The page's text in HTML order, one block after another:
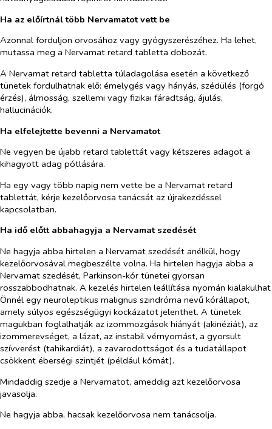
Ha az előírtnál több Nervamatot vett be
Azonnal forduljon orvosához vagy gyógyszerészéhez. Ha lehet,
mutassa meg a Nervamat retard tabletta dobozát.
A Nervamat retard tabletta túladagolása esetén a következő
tünetek fordulhatnak elő: émelygés vagy hányás, szédülés (forgó
érzés), álmosság, szellemi vagy fizikai fáradtság, ájulás,
hallucinációk.
Ha elfelejtette bevenni a Nervamatot
Ne vegyen be újabb retard tablettát vagy kétszeres adagot a
kihagyott adag pótlására.
Ha egy vagy több napig nem vette be a Nervamat retard
tablettát, kérje kezelőorvosa tanácsát az újrakezdéssel
kapcsolatban.
Ha idő előtt abbahagyja a Nervamatszedését
Ne hagyja abba hirtelen a Nervamat szedését anélkül, hogy
kezelőorvosával megbeszélte volna. Ha hirtelen hagyja abba a
Nervamat szedését, Parkinson-kór tünetei gyorsan
rosszabbodhatnak. A kezelés hirtelen leállítása nyomán kialakulhat
Önnél egy neuroleptikus malignus szindróma nevű kórállapot,
amely súlyos egészségügyi kockázatot jelenthet. A tünetek
magukban foglalhatják az izommozgások hiányát (akinéziát), az
izommerevséget, a lázat, az instabil vérnyomást, a gyorsult
szívverést (tahikardiát), a zavarodottságot és a tudatállapot
csökkent éberségi szintjét (például kómát).
Mindaddig szedje a Nervamatot, ameddig azt kezelőorvosa
javasolja.
Ne hagyja abba, hacsak kezelőorvosa nem tanácsolja.